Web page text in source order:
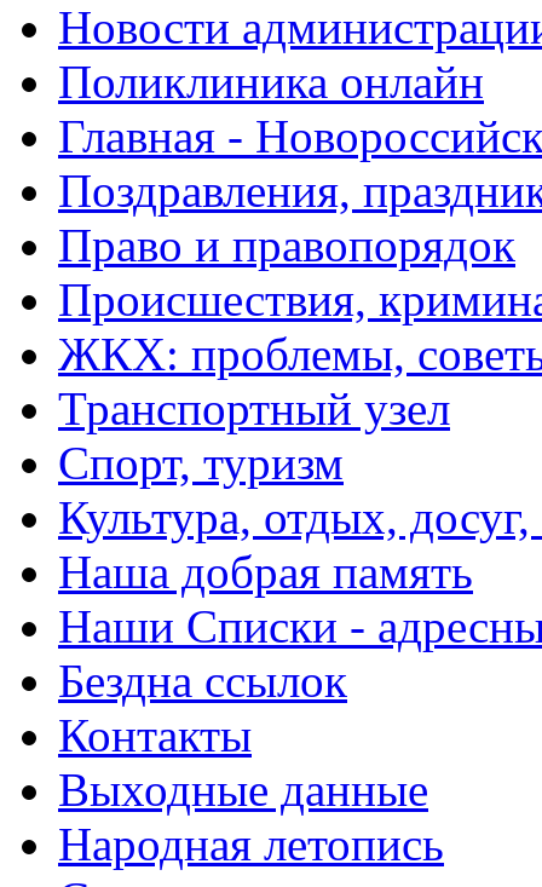
Новости
Поликлиника онлайн
Главная -
Поздравления,
Право и правопорядок
Происшествия,
ЖКХ: проблемы,
Транспортный узел
Спорт, туризм
Культура, отдых,
Наша добрая память
Наши Списки -
Бездна ссылок
Контакты
Выходные данные
Народная летопись